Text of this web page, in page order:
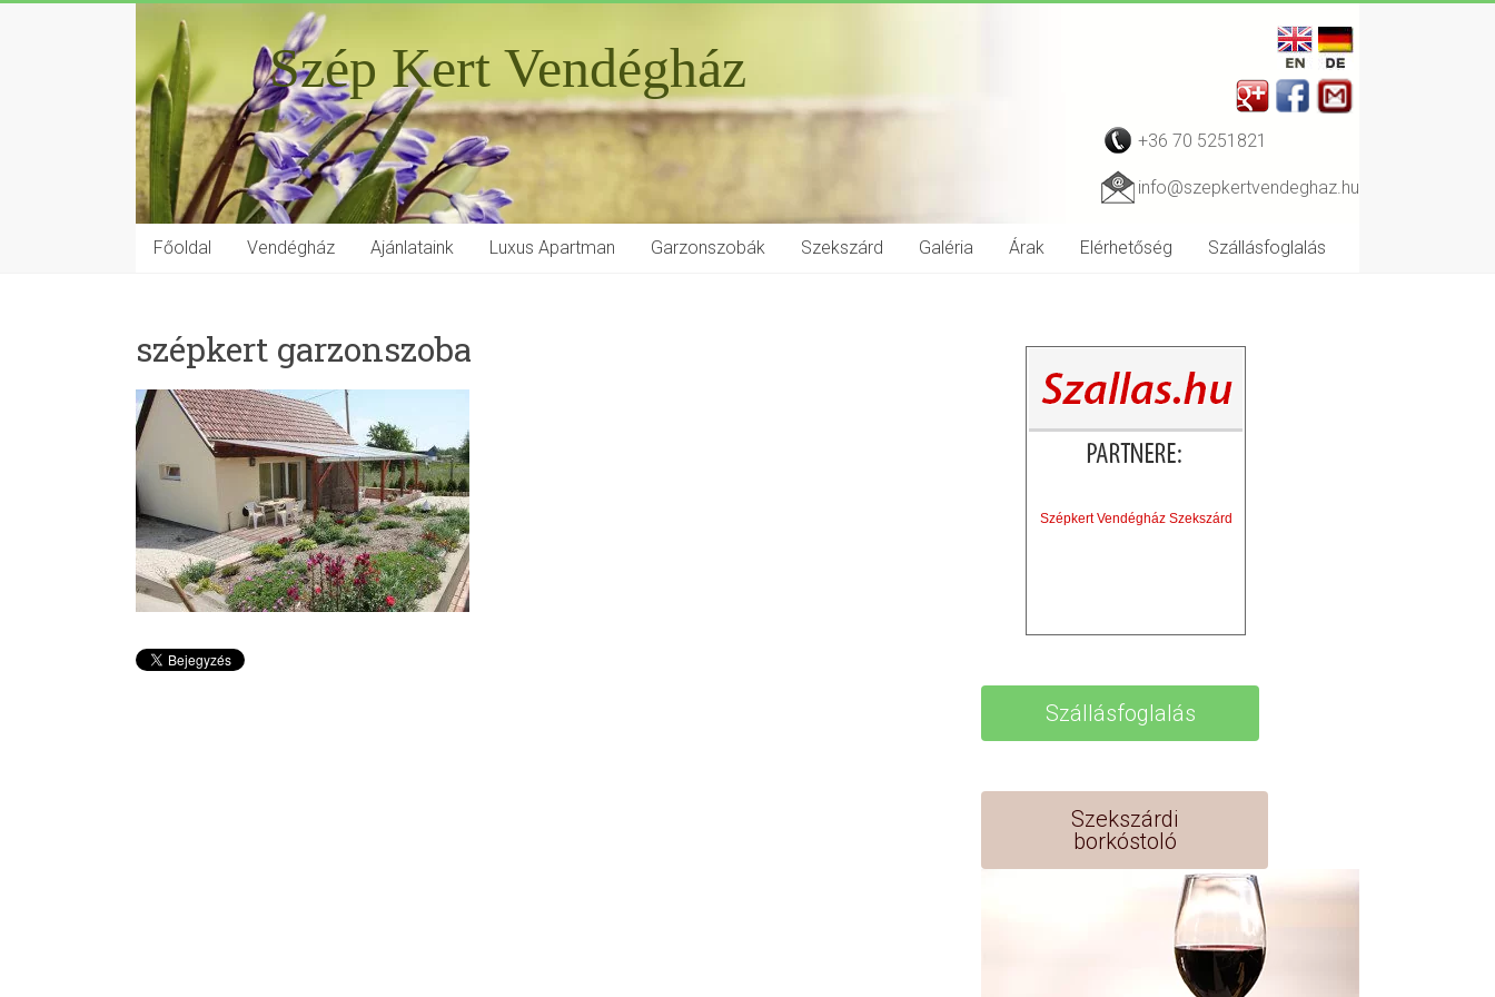
Szép Kert Vendégház
+36 70 5251821
info@szepkertvendeghaz.hu
Főoldal Vendégház Ajánlataink Luxus Apartman Garzonszobák Szekszárd Galéria Árak Elérhetőség Szállásfoglalás
szépkert garzonszoba
Szépkert Vendégház Szekszárd
Szállásfoglalás
Szekszárdi
borkóstoló